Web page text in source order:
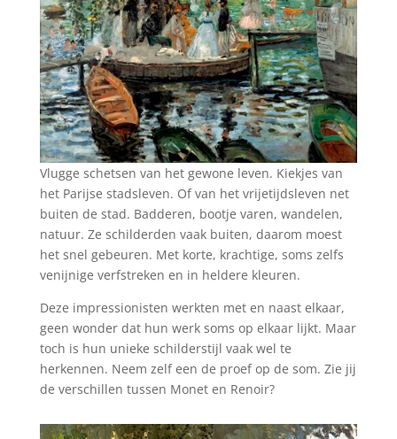
Vlugge schetsen van het gewone leven. Kiekjes van
het Parijse stadsleven. Of van het vrijetijdsleven net
buiten de stad. Badderen, bootje varen, wandelen,
natuur. Ze schilderden vaak buiten, daarom moest
het snel gebeuren. Met korte, krachtige, soms zelfs
venijnige verfstreken en in heldere kleuren.
Deze impressionisten werkten met en naast elkaar,
geen wonder dat hun werk soms op elkaar lijkt. Maar
toch is hun unieke schilderstijl vaak wel te
herkennen. Neem zelf een de proef op de som. Zie jij
de verschillen tussen Monet en Renoir?